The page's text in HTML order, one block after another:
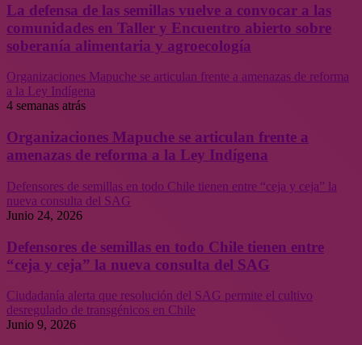
La defensa de las semillas vuelve a convocar a las
comunidades en Taller y Encuentro abierto sobre
soberanía alimentaria y agroecología
Organizaciones Mapuche se articulan frente a amenazas de reforma
a la Ley Indígena
4 semanas atrás
Organizaciones Mapuche se articulan frente a
amenazas de reforma a la Ley Indígena
Defensores de semillas en todo Chile tienen entre “ceja y ceja” la
nueva consulta del SAG
Junio 24, 2026
Defensores de semillas en todo Chile tienen entre
“ceja y ceja” la nueva consulta del SAG
Ciudadanía alerta que resolución del SAG permite el cultivo
desregulado de transgénicos en Chile
Junio 9, 2026